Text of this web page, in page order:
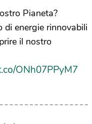
Pianeta?
di energie rinnovabili
il nostro
ONh07PPyM7